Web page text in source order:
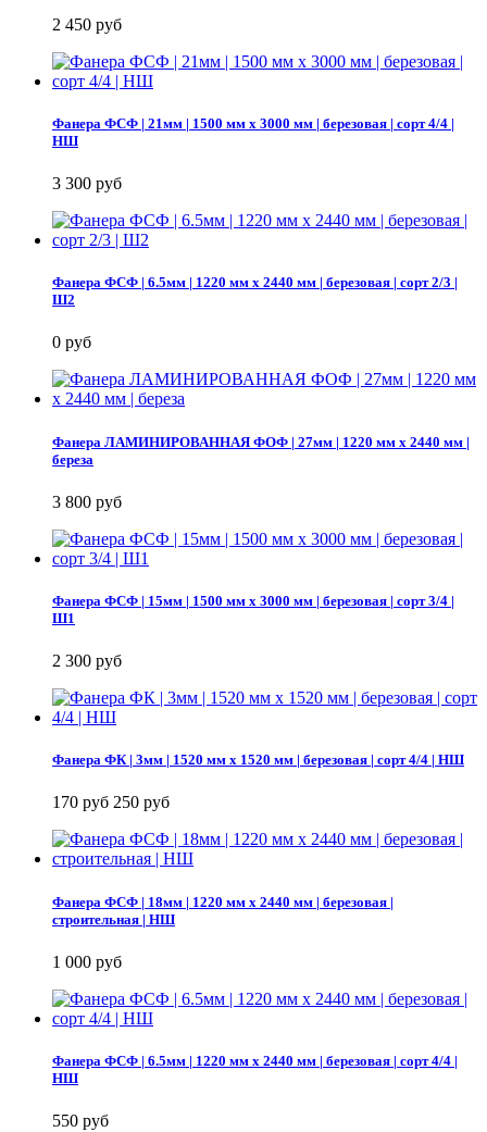
2 450 руб
Фанера ФСФ | 21мм | 1500 мм х 3000 мм | березовая | сорт 4/4 |
НШ
3 300 руб
Фанера ФСФ | 6.5мм | 1220 мм х 2440 мм | березовая | сорт 2/3 |
Ш2
0 руб
Фанера ЛАМИНИРОВАННАЯ ФОФ | 27мм | 1220 мм х 2440 мм |
береза
3 800 руб
Фанера ФСФ | 15мм | 1500 мм х 3000 мм | березовая | сорт 3/4 |
Ш1
2 300 руб
Фанера ФК | 3мм | 1520 мм х 1520 мм | березовая | сорт 4/4 | НШ
170 руб 250 руб
Фанера ФСФ | 18мм | 1220 мм х 2440 мм | березовая |
строительная | НШ
1 000 руб
Фанера ФСФ | 6.5мм | 1220 мм х 2440 мм | березовая | сорт 4/4 |
НШ
550 руб